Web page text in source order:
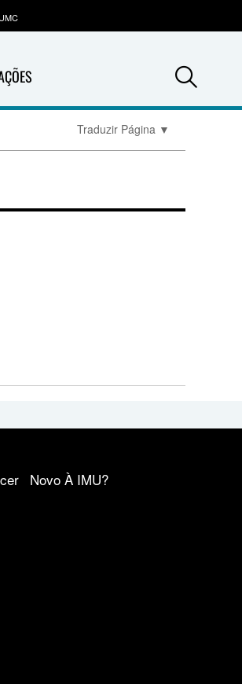
Traduzir Página ▼
Novo À IMU?